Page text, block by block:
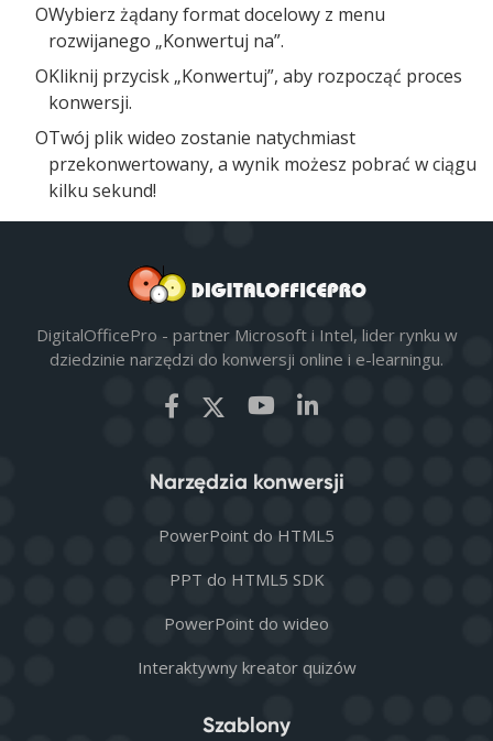
Wybierz żądany format docelowy z menu
rozwijanego „Konwertuj na”.
Kliknij przycisk „Konwertuj”, aby rozpocząć proces
konwersji.
Twój plik wideo zostanie natychmiast
przekonwertowany, a wynik możesz pobrać w ciągu
kilku sekund!
DigitalOfficePro - partner Microsoft i Intel, lider rynku w
dziedzinie narzędzi do konwersji online i e-learningu.
Narzędzia konwersji
PowerPoint do HTML5
PPT do HTML5 SDK
PowerPoint do wideo
Interaktywny kreator quizów
Szablony